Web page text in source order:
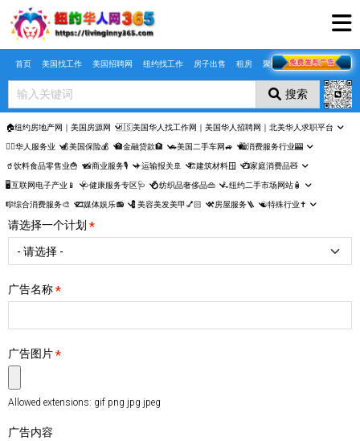
Skip to main content
首页 美国找工作 美国招聘网 纽约找工作 房子出售 租房 聚合页
搜索
🏠纽约房地产网｜美国房源网 🇺🇸美国华人找工作网｜美国华人招聘网｜北美华人求职平台
🤵‍♀️华人服务业 💰美国保险💰 🏦金融贷款🏦 🚗美国二手车网🚙 🛍️消费服务行业🎰
🥤饮料食品零售业🍟 📸商业服务🎙️ ✈️运输报关🚢 🏗️建筑材料🪟 📺家庭消费品🧸
🖥️互联网电子产业📱 🩺健康服务专区🩺 💍纺织品奢侈品👜 🛴纽约二手市场网站🧴
🎼综合消费服务🎨 🎞️媒体娱乐📻 💈美容美发美甲💅🏻 ⚒️房屋服务🪜 ☯️特殊行业✝️
请选择一个计划
广告名称
广告图片
Allowed extensions: gif png jpg jpeg
广告内容